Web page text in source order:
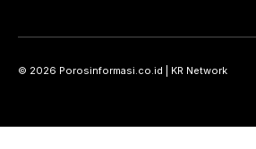
© 2026 Porosinformasi.co.id | KR Network